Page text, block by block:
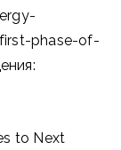
phase-of-
to Next